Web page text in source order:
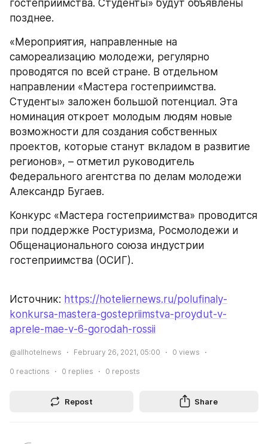
гостеприимства. Студенты» будут объявлены
позднее.
«Мероприятия, направленные на
самореализацию молодежи, регулярно
проводятся по всей стране. В отдельном
направлении «Мастера гостеприимства.
Студенты» заложен большой потенциал. Эта
номинация откроет молодым людям новые
возможности для создания собственных
проектов, которые станут вкладом в развитие
регионов», – отметил руководитель
Федерального агентства по делам молодежи
Александр Бугаев.
Конкурс «Мастера гостеприимства» проводится
при поддержке Ростуризма, Росмолодежи и
Общенационального союза индустрии
гостеприимства (ОСИГ).
Источник: https://hoteliernews.ru/polufinaly-
konkursa-mastera-gostepriimstva-proydut-v-
aprele-mae-v-6-gorodah-rossii
@allhotelnews February 26, 2021, 05:00 0 views
0 reactions 0 replies 0 reposts
Repost Share